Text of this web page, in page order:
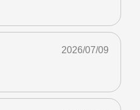
2026/07/09